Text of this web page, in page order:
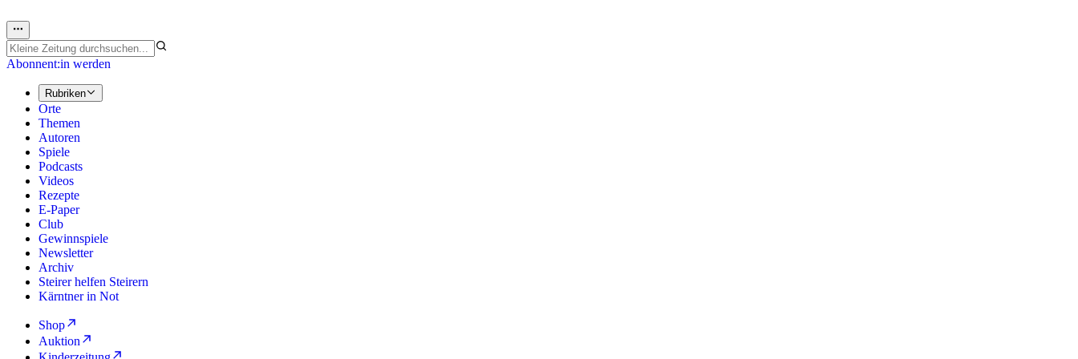
Abonnent:in werden
Rubriken
Orte
Themen
Autoren
Spiele
Podcasts
Videos
Rezepte
E-Paper
Club
Gewinnspiele
Newsletter
Archiv
Steirer helfen Steirern
Kärntner in Not
Shop
Auktion